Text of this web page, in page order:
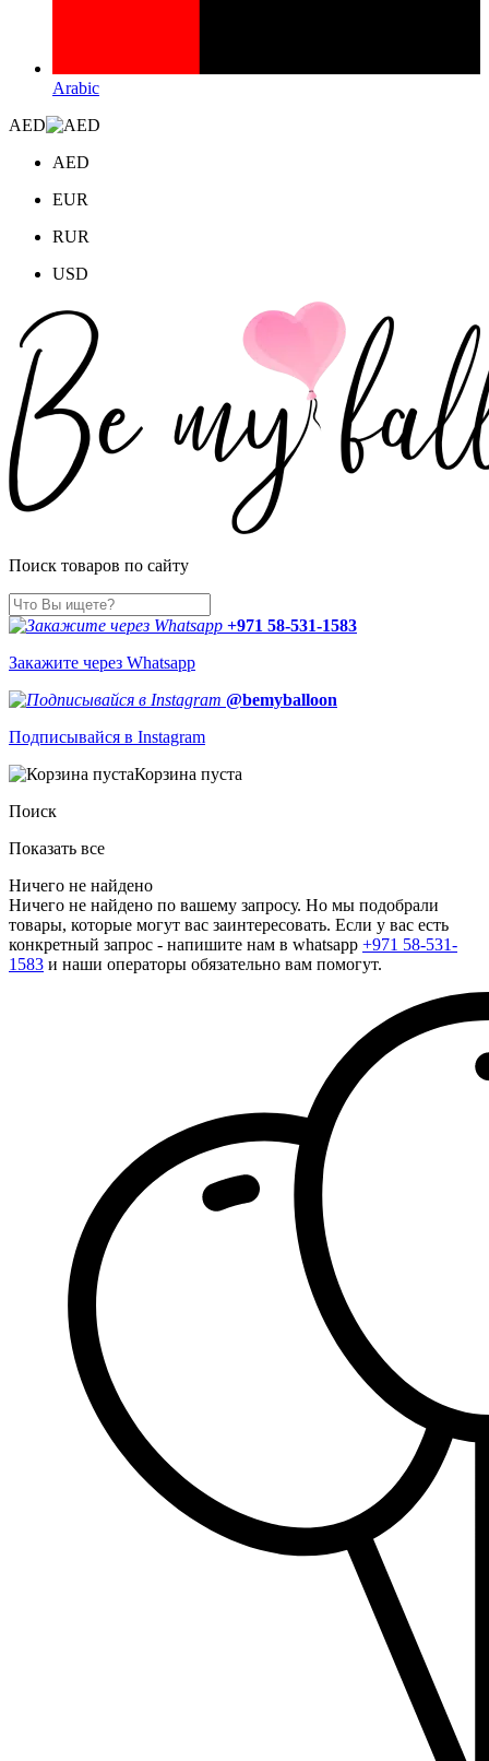
Arabic
AED
AED
EUR
RUR
USD
Поиск товаров по сайту
+971 58-531-1583
Закажите через Whatsapp
@bemyballoon
Подписывайся в Instagram
Корзина пуста
Поиск
Показать все
Ничего не найдено
Ничего не найдено по вашему запросу. Но мы подобрали
товары, которые могут вас заинтересовать. Если у вас есть
конкретный запрос - напишите нам в whatsapp +971 58-531-
1583 и наши операторы обязательно вам помогут.